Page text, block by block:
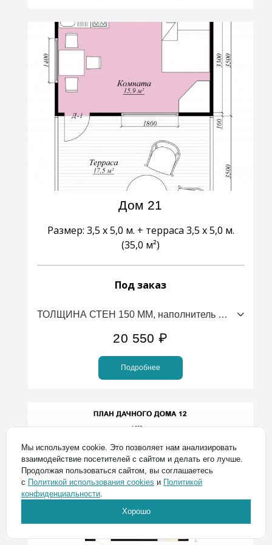
Дом 21
Размер: 3,5 х 5,0 м. + терраса 3,5 х 5,0 м.
(35,0 м²)
Под заказ
ТОЛЩИНА СТЕН 150 ММ, наполнитель ПСБС (стоимость за 1м2)
20 550 ₽
Подробнее
Мы используем cookie. Это позволяет нам анализировать
взаимодействие посетителей с сайтом и делать его лучше.
Продолжая пользоваться сайтом, вы соглашаетесь
с Политикой использования cookies и Политикой
конфиденциальности.
Хорошо